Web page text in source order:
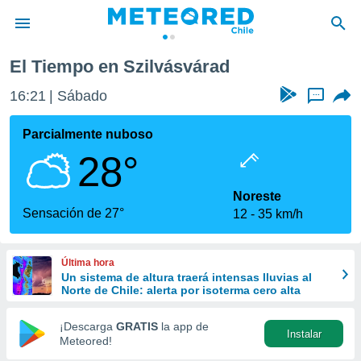
de
por
se
calidad.
a este
las
y
forma
digital
basada
El Tiempo en Szilvásvárad
16:21 Sábado ...
Parcialmente nuboso
28°
Sensación de 27°
Noreste
12
35 km/h
Última hora
Un sistema de altura traerá intensas lluvias al
Norte de Chile: alerta por isoterma cero alta
¡Descarga GRATIS la app de
Meteored!
Instalar